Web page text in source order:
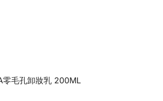
零毛孔卸妝乳 200ML